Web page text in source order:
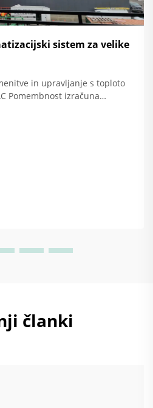
sistem za velike
in upravljanje s toploto
Pomembnost izračuna
obremenitve je zelo
delovanja sistemov HVAC ter
članki